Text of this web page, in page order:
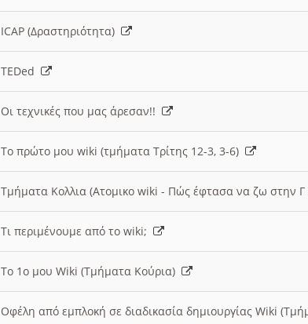
ICAP (Δραστηριότητα)
TEDed
Οι τεχνικές που μας άρεσαν!!
Το πρώτο μου wiki (τμήματα Τρίτης 12-3, 3-6)
Τμήματα Κολλια (Ατομικο wiki - Πώς έφτασα να ζω στην
Τι περιμένουμε από το wiki;
Το 1ο μου Wiki (Τμήματα Κούρια)
Οφέλη από εμπλοκή σε διαδικασία δημιουργίας Wiki